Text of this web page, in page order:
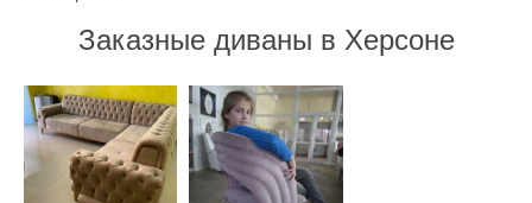
Заказные диваны в Херсоне